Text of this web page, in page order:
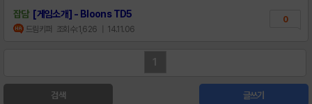
잡담 [게임소개] - Bloons TD5
드림키퍼 조회수:1,626 | 14.11.06
0
1
검색 글쓰기